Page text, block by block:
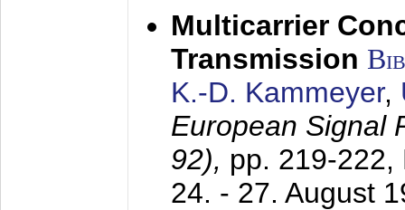
Multicarrier
Transmission
K.-D. Kammeyer,
European Signal
92), pp. 219-222,
24. - 27. August